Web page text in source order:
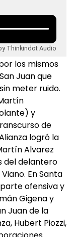
Thinkindot Audio
los mismos
Juan que
meter ruido.
y
de
logró la
Alvarez
del delantero
En Santa
ofensiva y
Gigena y
Juan de la
Hubert Piozzi,